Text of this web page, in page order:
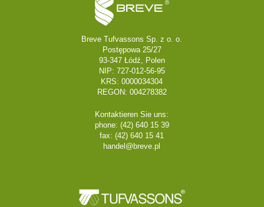
Breve Tufvassons Sp. z o. o.
Postępowa 25/27
93-347 Łódź, Polen
NIP: 727-012-56-95
KRS: 0000034304
REGON: 004278382
Kontaktieren Sie uns:
phone: (42) 640 15 39
fax: (42) 640 15 41
handel@breve.pl